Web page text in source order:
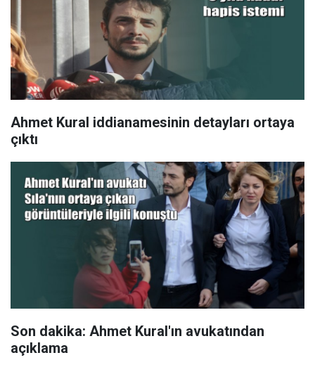
Ahmet Kural iddianamesinin detayları ortaya
çıktı
Son dakika: Ahmet Kural'ın avukatından
açıklama